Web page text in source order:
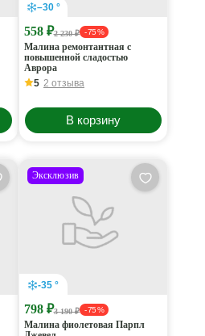
–30 °
558 ₽2 230 ₽ - 75 %
Малина ремонтантная с
повышенной сладостью
Аврора
5 2 отзыва
В корзину
Эксклюзив
-35 °
798 ₽3 190 ₽ - 75 %
Малина фиолетовая Парпл